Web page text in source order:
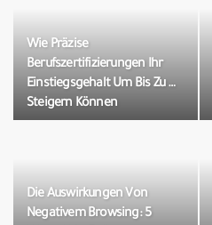
Wie Präzise
Berufszertifizierungen Ihr
Einstiegsgehalt Um Bis Zu …
Steigern Können
Die Auswirkungen Von
Negativem Browsing: 5